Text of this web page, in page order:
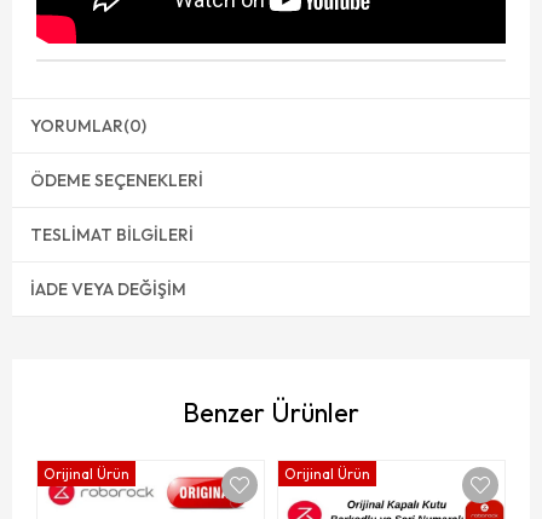
YORUMLAR(0)
ÖDEME SEÇENEKLERI
TESLIMAT BILGILERI
İADE VEYA DEĞIŞIM
Benzer Ürünler
Orijinal Ürün Orijinal Ürün